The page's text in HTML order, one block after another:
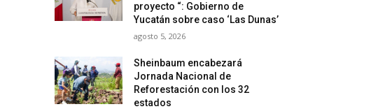
proyecto “: Gobierno de
Yucatán sobre caso ‘Las Dunas’
agosto 5, 2026
Sheinbaum encabezará
Jornada Nacional de
Reforestación con los 32
estados